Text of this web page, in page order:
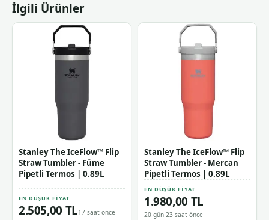
İlgili Ürünler
Stanley The IceFlow™ Flip
Straw Tumbler - Füme
Pipetli Termos | 0.89L
EN DÜŞÜK FIYAT
2.505,00 TL17 saat önce
Stanley The IceFlow™ Flip
Straw Tumbler - Mercan
Pipetli Termos | 0.89L
EN DÜŞÜK FIYAT
1.980,00 TL
20 gün 23 saat önce